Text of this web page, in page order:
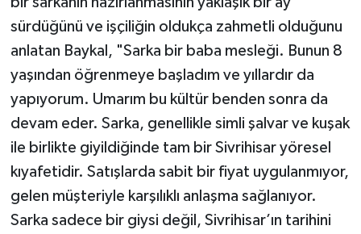
sürdüğünü ve işçiliğin oldukça zahmetli olduğunu
anlatan Baykal, "Sarka bir baba mesleği. Bunun 8
yaşından öğrenmeye başladım ve yıllardır da
yapıyorum. Umarım bu kültür benden sonra da
devam eder. Sarka, genellikle simli şalvar ve kuşak
ile birlikte giyildiğinde tam bir Sivrihisar yöresel
kıyafetidir. Satışlarda sabit bir fiyat uygulanmıyor,
gelen müşteriyle karşılıklı anlaşma sağlanıyor.
Sarka sadece bir giysi değil, Sivrihisar’ın tarihini